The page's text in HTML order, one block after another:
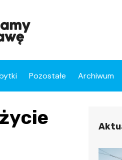
Pozostałe Archiwum